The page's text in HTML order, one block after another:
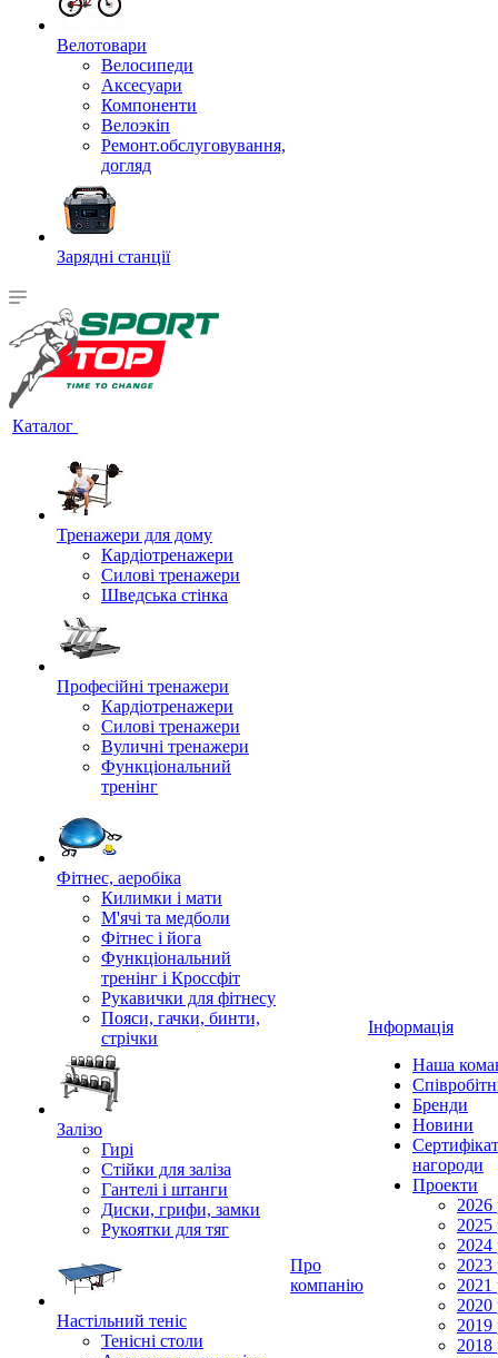
Велотовари
Велосипеди
Аксесуари
Компоненти
Велоэкіп
Ремонт.обслуговування,
догляд
Зарядні станції
Каталог
Тренажери для дому
Кардіотренажери
Силові тренажери
Шведська стінка
Професійні тренажери
Кардіотренажери
Силові тренажери
Вуличні тренажери
Функціональний
тренінг
Фітнес, аеробіка
Килимки і мати
М'ячі та медболи
Фітнес і йога
Функціональний
тренінг і Кроссфіт
Рукавички для фітнесу
Пояси, гачки, бинти,
стрічки
Залізо
Гирі
Стійки для заліза
Гантелі і штанги
Диски, грифи, замки
Рукоятки для тяг
Настільний теніс
Тенісні столи
Про
компанію
Інформація
Наша
Бренди
Новини
нагороди
Проекти
2026
2025
2024
2023
2021
2020
2019
2018